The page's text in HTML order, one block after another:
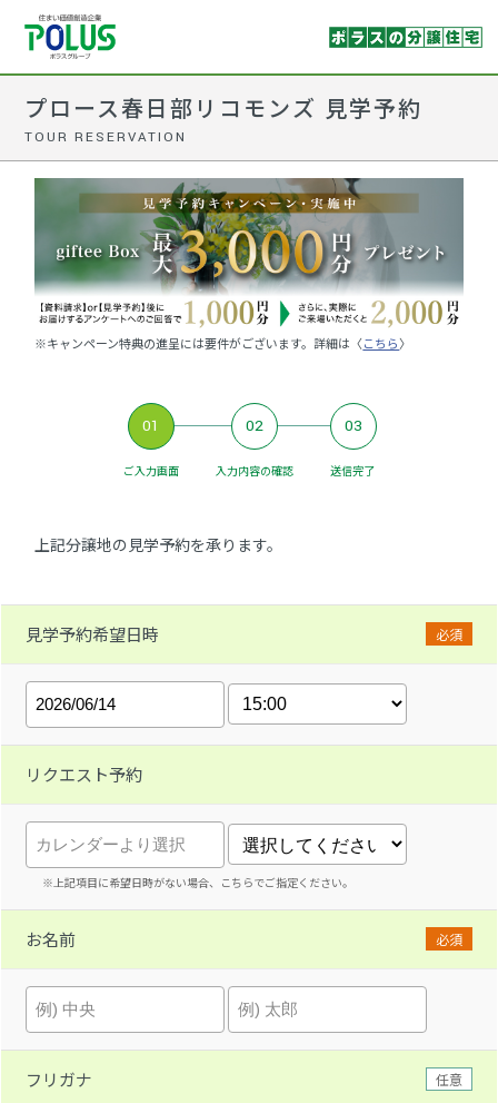
プロース春日部リコモンズ 見学予約
TOUR RESERVATION
※キャンペーン特典の進呈には要件がございます。詳細は〈こちら〉
01
ご入力画面
02
入力内容の確認
03
送信完了
上記分譲地の見学予約を承ります。
見学予約希望日時 必須
リクエスト予約
※上記項目に希望日時がない場合、こちらでご指定ください。
お名前 必須
フリガナ 任意